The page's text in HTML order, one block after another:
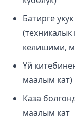
Батирге
(техникалык
келишими,
Үй
маалым кат)
Каза
маалым кат